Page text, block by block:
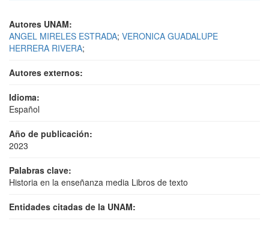
Autores UNAM:
ANGEL MIRELES ESTRADA; VERONICA GUADALUPE
HERRERA RIVERA;
Autores externos:
Idioma:
Español
Año de publicación:
2023
Palabras clave:
Historia en la enseñanza media Libros de texto
Entidades citadas de la UNAM: